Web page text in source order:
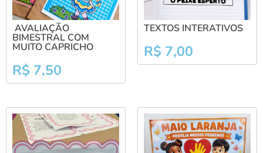
AVALIAÇÃO
BIMESTRAL COM
MUITO CAPRICHO
R$ 7,50
TEXTOS INTERATIVOS
R$ 7,00